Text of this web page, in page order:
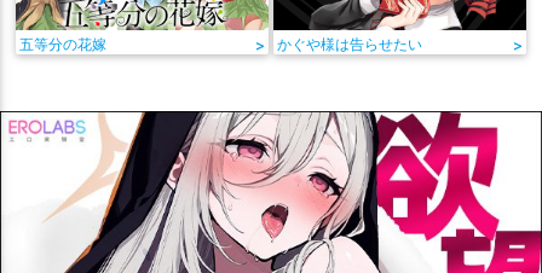
五等分の花嫁 > かぐや様は告らせたい >